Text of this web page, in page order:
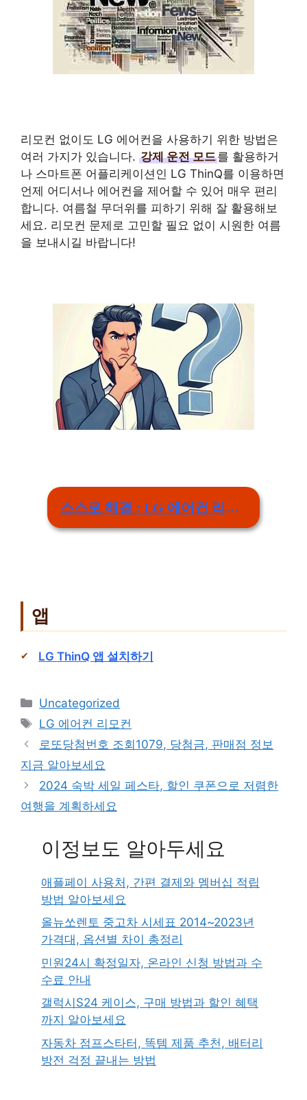
리모컨 없이도 LG 에어컨을 사용하기 위한 방법은
여러 가지가 있습니다. 강제 운전 모드를 활용하거
나 스마트폰 어플리케이션인 LG ThinQ를 이용하면
언제 어디서나 에어컨을 제어할 수 있어 매우 편리
합니다. 여름철 무더위를 피하기 위해 잘 활용해보
세요. 리모컨 문제로 고민할 필요 없이 시원한 여름
을 보내시길 바랍니다!
스스로 해결 : LG 에어컨 리모컨 리모컨 없이 어떻게 켜나요? 리모컨 없이 사용 가능한가요
앱
LG ThinQ 앱 설치하기
Categories
Uncategorized
Tags
LG 에어컨 리모컨
로또당첨번호 조회1079, 당첨금, 판매점 정보
지금 알아보세요
2024 숙박 세일 페스타, 할인 쿠폰으로 저렴한
여행을 계획하세요
이정보도 알아두세요
애플페이 사용처, 간편 결제와 멤버십 적립
방법 알아보세요
올뉴쏘렌토 중고차 시세표 2014~2023년
가격대, 옵션별 차이 총정리
민원24시 확정일자, 온라인 신청 방법과 수
수료 안내
갤럭시S24 케이스, 구매 방법과 할인 혜택
까지 알아보세요
자동차 점프스타터, 똑템 제품 추천, 배터리
방전 걱정 끝내는 방법